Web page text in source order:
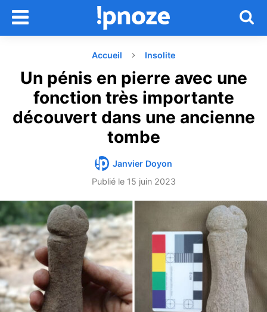
Accueil Insolite
Un pénis en pierre avec une
fonction très importante
découvert dans une ancienne
tombe
Janvier Doyon
Publié le 15 juin 2023